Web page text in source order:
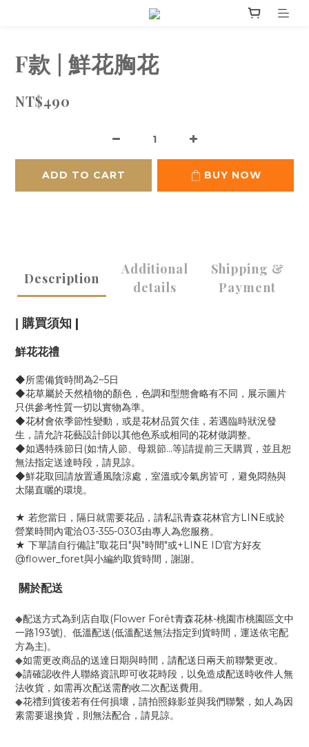
F款 | 鮮花胸花
NT$490
ADD TO CART BUY NOW
Description
Additional
details
Shipping &
Payment
購買須知 |
鮮花花禮
◆所需備貨時間為2~5日
◆花草屬於天然植物的顏色，色調和型態會略有不同，展示圖片
只供參考性質一切以實物為準。
◆花材會依季節性變動，或是花材品質欠佳，若遇臨時狀況發
生，請允許花藝設計師以其他色系或相同的花材做調整。
◆如遇特殊節日(如:情人節、母親節...等)請提前三天購買，並且恕
無法指定送達時段，請見諒。
◆鮮花取回請放置通風陰涼處，室溫或冷氣房皆可，避免悶熱與
太陽直曬的環境。
★ 若您當日，隔日就需要花品，請私訊青森花林官方LINE或於
營業時間內電洽03-355-0303由專人為您服務。
★ 下單請自行備註"取花日"與"時間"或+LINE ID官方好友
@flower_foret與小編約取貨時間，謝謝。
關於配送
◆配送方式為到店自取(Flower Forêt青森花林-桃園市桃園區文中
一路193號)、低溫配送(低溫配送無法指定到貨時間，運送依宅配
方為主)。
◆如需更改商品的送達日期與時間，請配送日兩天前聯繫更改。
◆請確認收件人聯絡資訊即可收花時段，以免造成配送時收件人無
法收貨，如需再次配送需酌收二次配送費用。
◆花禮到貨後若有任何損壞，請拍照錄影並與我們聯繫，如人為因
素需要退換貨，則無法配合，請見諒。